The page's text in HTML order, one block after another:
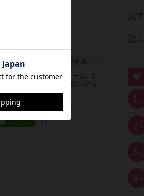
シャット・ザ・ボックス
とてもシンプルなダイスゲーム。2
つのダイスを振って、出目の合計を
自分の...
レビュー
1 位
2 位
3 位
4位